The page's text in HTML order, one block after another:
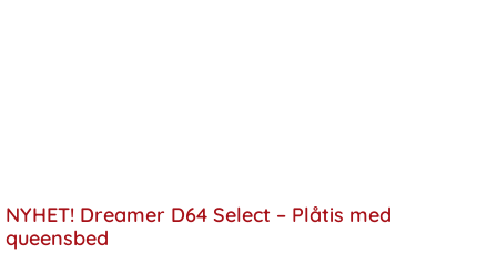
NYHET! Dreamer D64 Select – Plåtis med
queensbed